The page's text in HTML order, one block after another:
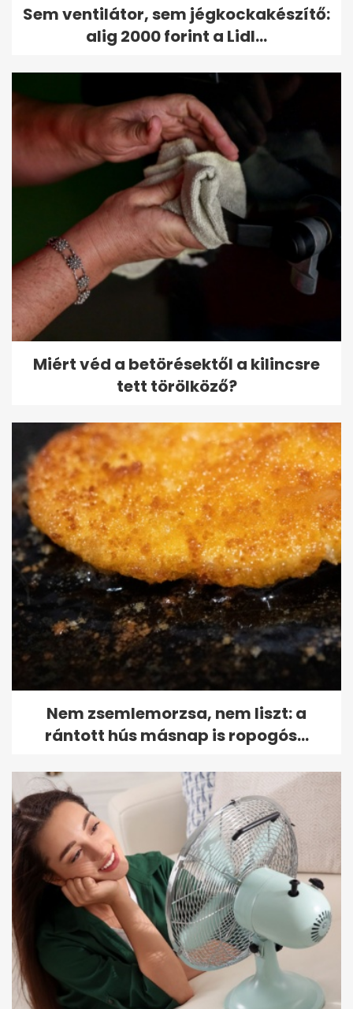
Sem ventilátor, sem jégkockakészítő:
alig 2000 forint a Lidl...
Miért véd a betörésektől a kilincsre
tett törölköző?
Nem zsemlemorzsa, nem liszt: a
rántott hús másnap is ropogós...